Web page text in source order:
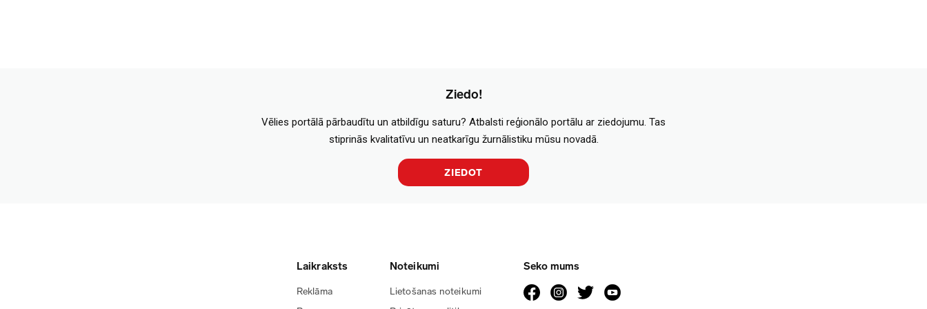
Ziedo!
Vēlies portālā pārbaudītu un atbildīgu saturu? Atbalsti reģionālo portālu ar ziedojumu. Tas
stiprinās kvalitatīvu un neatkarīgu žurnālistiku mūsu novadā.
ZIEDOT
Laikraksts
Reklāma
Noteikumi
Lietošanas noteikumi
Seko mums